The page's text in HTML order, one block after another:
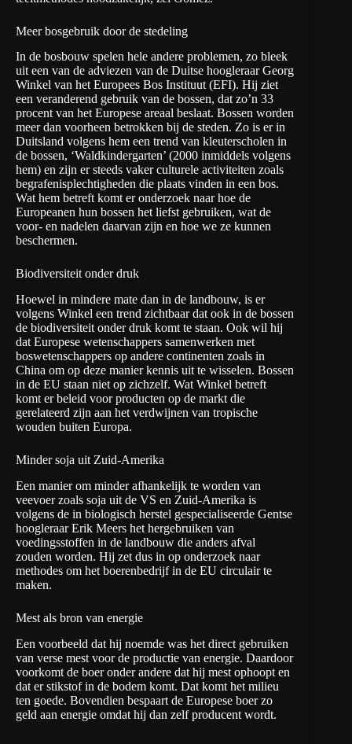
Meer bosgebruik door de stedeling
In de bosbouw spelen hele andere problemen, zo bleek
uit een van de adviezen van de Duitse hoogleraar Georg
Winkel van het Europees Bos Instituut (EFI). Hij ziet
een veranderend gebruik van de bossen, dat zo’n 33
procent van het Europese areaal beslaat. Bossen worden
meer dan voorheen betrokken bij de steden. Zo is er in
Duitsland volgens hem een trend van kleuterscholen in
de bossen, ‘Waldkindergarten’ (2000 inmiddels volgens
hem) en zijn er steeds vaker culturele activiteiten zoals
begrafenisplechtigheden die plaats vinden in een bos.
Wat hem betreft komt er onderzoek naar hoe de
Europeanen hun bossen het liefst gebruiken, wat de
voor- en nadelen daarvan zijn en hoe we ze kunnen
beschermen.
Biodiversiteit onder druk
Hoewel in mindere mate dan in de landbouw, is er
volgens Winkel een trend zichtbaar dat ook in de bossen
de biodiversiteit onder druk komt te staan. Ook wil hij
dat Europese wetenschappers samenwerken met
boswetenschappers op andere continenten zoals in
China om op deze manier kennis uit te wisselen. Bossen
in de EU staan niet op zichzelf. Wat Winkel betreft
komt er beleid voor producten op de markt die
gerelateerd zijn aan het verdwijnen van tropische
wouden buiten Europa.
Minder soja uit Zuid-Amerika
Een manier om minder afhankelijk te worden van
veevoer zoals soja uit de VS en Zuid-Amerika is
volgens de in biologisch herstel gespecialiseerde Gentse
hoogleraar Erik Meers het hergebruiken van
voedingsstoffen in de landbouw die anders afval
zouden worden. Hij zet dus in op onderzoek naar
methodes om het boerenbedrijf in de EU circulair te
maken.
Mest als bron van energie
Een voorbeeld dat hij noemde was het direct gebruiken
van verse mest voor de productie van energie. Daardoor
voorkomt de boer onder andere dat hij mest ophoopt en
dat er stikstof in de bodem komt. Dat komt het milieu
ten goede. Bovendien bespaart de Europese boer zo
geld aan energie omdat hij dan zelf producent wordt.